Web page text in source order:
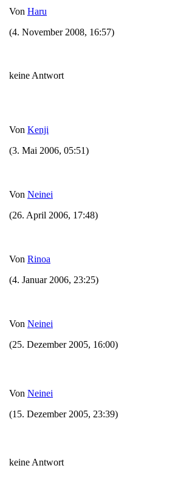
Von Haru
(4. November 2008, 16:57)
keine Antwort
Von Kenji
(3. Mai 2006, 05:51)
Von Neinei
(26. April 2006, 17:48)
Von Rinoa
(4. Januar 2006, 23:25)
Von Neinei
(25. Dezember 2005, 16:00)
Von Neinei
(15. Dezember 2005, 23:39)
keine Antwort